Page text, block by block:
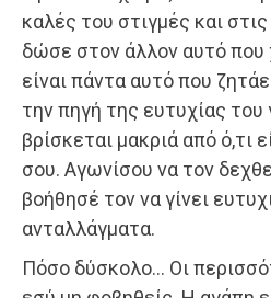
καλές του στιγμές και
δώσε στον άλλον αυτό που
είναι πάντα αυτό που
την πηγή της ευτυχίας του
βρίσκεται μακριά από ό,τι
σου. Αγωνίσου να τον
βοήθησέ τον να γίνει
ανταλλάγματα.
Πόσο δύσκολο… Οι